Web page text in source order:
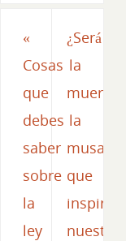
«
Cosas
que
debes
saber
sobre
la
ley
¿Será
la
muerte
la
musa
que
inspira
nuestras